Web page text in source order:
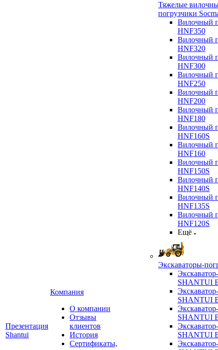
Презентация
Shantui
Компания
О компании
Отзывы
клиентов
История
Сертификаты,
Тяжелые
погрузчики
Вилочный
HNF350
Вилочный
HNF320
Вилочный
HNF300
Вилочный
HNF250
Вилочный
HNF200
Вилочный
HNF180
Вилочный
HNF160S
Вилочный
HNF160
Вилочный
HNF150S
Вилочный
HNF140S
Вилочный
HNF135S
Вилочный
HNF120S
Ещё
Экскаваторы-
SHANTUI
SHANTUI
SHANTUI
SHANTUI